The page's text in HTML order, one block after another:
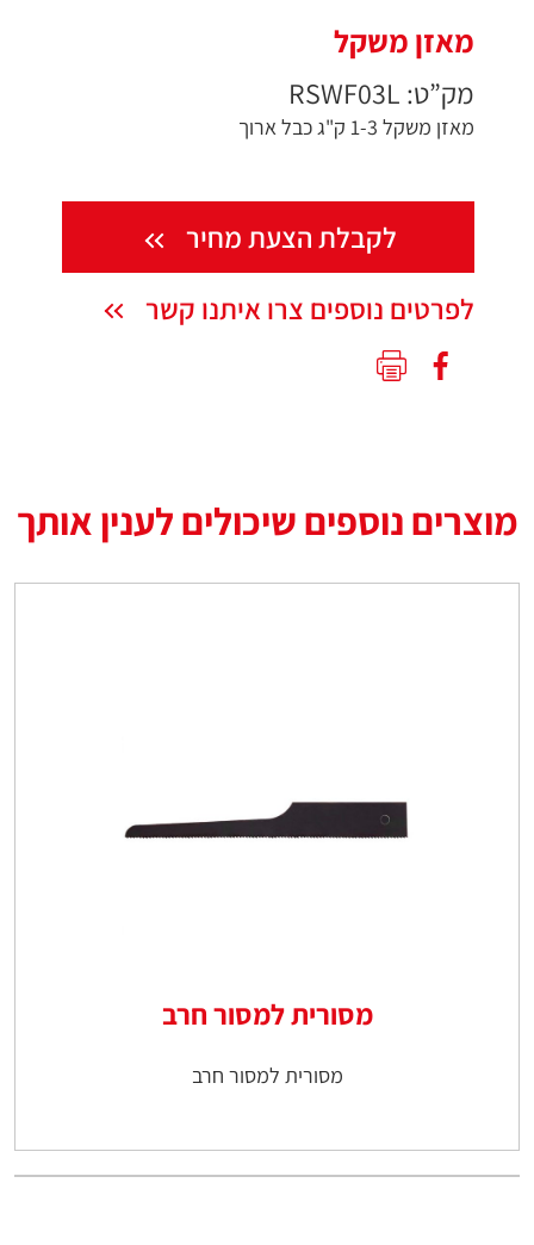
מאזן משקל
מק”ט: RSWF03L
מאזן משקל 1-3 ק"ג כבל ארוך
לקבלת הצעת מחיר
לפרטים נוספים צרו איתנו קשר
מוצרים נוספים שיכולים לענין אותך
מסורית למסור חרב
מסורית למסור חרב